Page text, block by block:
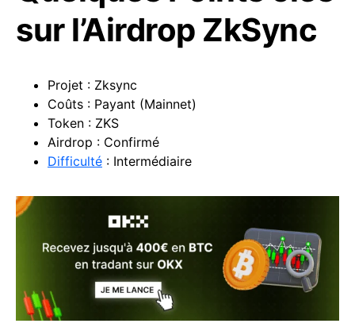
sur l’Airdrop ZkSync
Projet : Zksync
Coûts : Payant (Mainnet)
Token : ZKS
Airdrop : Confirmé
Difficulté : Intermédiaire